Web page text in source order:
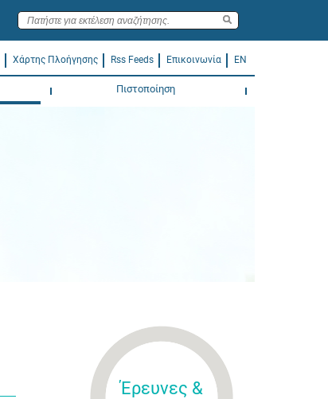
Χάρτης Πλοήγησης Rss Feeds Επικοινωνία EN
Πιστοποίηση
Έρευνες &